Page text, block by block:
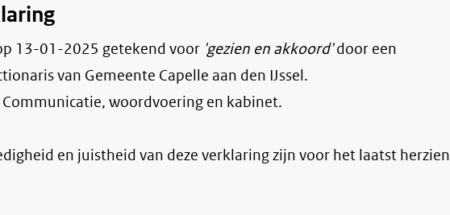
13-01-2025 getekend voor 'gezien en akkoord'door een
van Gemeente Capelle aan den IJssel.
woordvoering en kabinet.
en juistheid van deze verklaring zijn voor het laatst herzien